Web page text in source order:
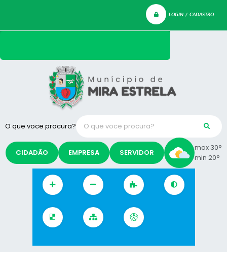
LOGIN / CADASTRO
O que voce procura?
CIDADÃO EMPRESA SERVIDOR
max 30°
min 20°